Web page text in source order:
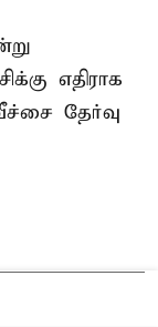
எதிராக
தேர்வு